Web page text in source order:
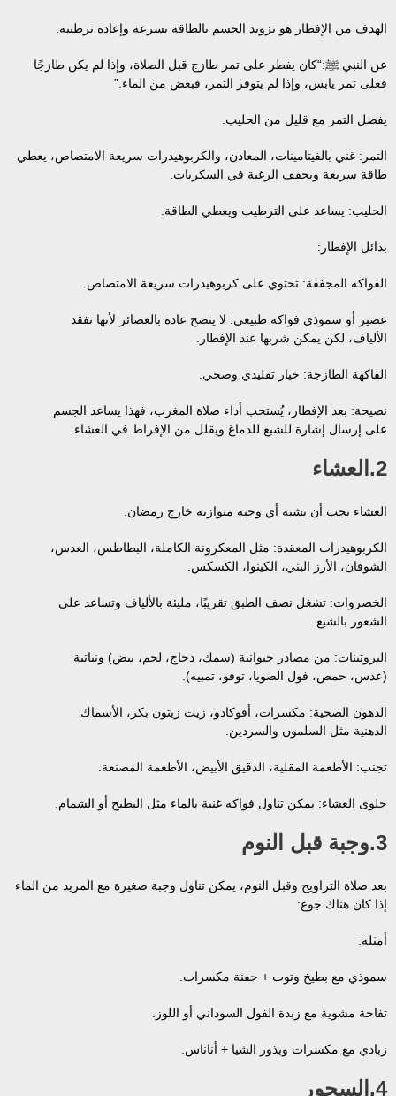
الهدف من الإفطار هو تزويد الجسم بالطاقة بسرعة وإعادة ترطيبه.
عن النبي ﷺ:“كان يفطر على تمر طازج قبل الصلاة، وإذا لم يكن طازجًا
فعلى تمر يابس، وإذا لم يتوفر التمر، فبعض من الماء.”
يفضل التمر مع قليل من الحليب.
التمر: غني بالفيتامينات، المعادن، والكربوهيدرات سريعة الامتصاص، يعطي
طاقة سريعة ويخفف الرغبة في السكريات.
الحليب: يساعد على الترطيب ويعطي الطاقة.
بدائل الإفطار:
الفواكه المجففة: تحتوي على كربوهيدرات سريعة الامتصاص.
عصير أو سموذي فواكه طبيعي: لا ينصح عادة بالعصائر لأنها تفقد
الألياف، لكن يمكن شربها عند الإفطار.
الفاكهة الطازجة: خيار تقليدي وصحي.
نصيحة: بعد الإفطار، يُستحب أداء صلاة المغرب، فهذا يساعد الجسم
على إرسال إشارة للشبع للدماغ ويقلل من الإفراط في العشاء.
2.العشاء
العشاء يجب أن يشبه أي وجبة متوازنة خارج رمضان:
الكربوهيدرات المعقدة: مثل المعكرونة الكاملة، البطاطس، العدس،
الشوفان، الأرز البني، الكينوا، الكسكس.
الخضروات: تشغل نصف الطبق تقريبًا، مليئة بالألياف وتساعد على
الشعور بالشبع.
البروتينات: من مصادر حيوانية (سمك، دجاج، لحم، بيض) ونباتية
(عدس، حمص، فول الصويا، توفو، تمبيه).
الدهون الصحية: مكسرات، أفوكادو، زيت زيتون بكر، الأسماك
الدهنية مثل السلمون والسردين.
تجنب: الأطعمة المقلية، الدقيق الأبيض، الأطعمة المصنعة.
حلوى العشاء: يمكن تناول فواكه غنية بالماء مثل البطيخ أو الشمام.
3.وجبة قبل النوم
بعد صلاة التراويح وقبل النوم، يمكن تناول وجبة صغيرة مع المزيد من الماء
إذا كان هناك جوع:
أمثلة:
سموذي مع بطيخ وتوت + حفنة مكسرات.
تفاحة مشوية مع زبدة الفول السوداني أو اللوز.
زبادي مع مكسرات وبذور الشيا + أناناس.
4.السحور